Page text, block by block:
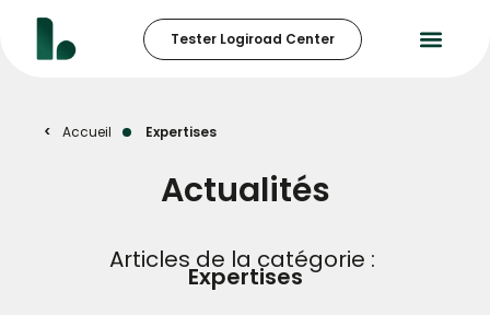
Tester Logiroad Center
Accueil Expertises
Actualités
Articles de la catégorie :
Expertises